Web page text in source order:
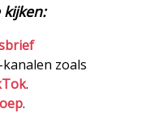
zoals
.
.